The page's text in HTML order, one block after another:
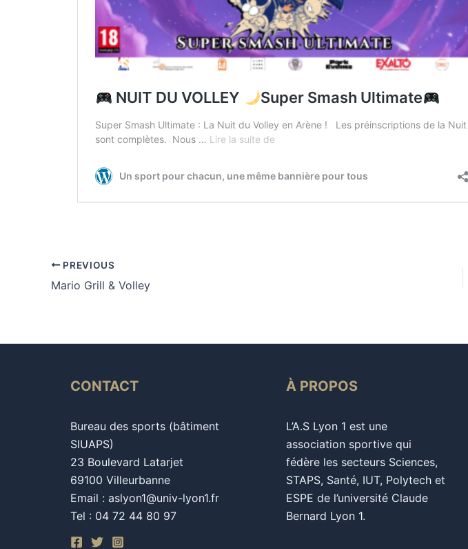
PREVIOUS
Mario Grill & Volley
CONTACT
Bureau des sports (bâtiment
SIUAPS)
23 Boulevard Latarjet
69100 Villeurbanne
Email : aslyon1@univ-lyon1.fr
Tel : 04 72 44 80 97
À PROPOS
L’A.S Lyon 1 est une
association sportive qui
fédère les secteurs Sciences,
STAPS, Santé, IUT, Polytech et
ESPE de l’université Claude
Bernard Lyon 1.